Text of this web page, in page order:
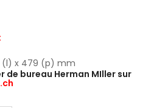
(l) x 479 (p) mm
de bureau Herman MIller sur